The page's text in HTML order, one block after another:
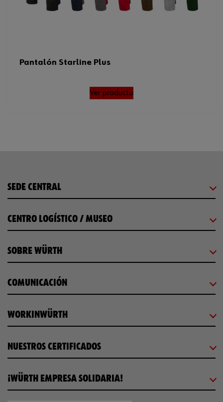
Pantalón Starline Plus
Ver producto
SEDE CENTRAL
CENTRO LOGÍSTICO / MUSEO
SOBRE WÜRTH
COMUNICACIÓN
WORKINWÜRTH
NUESTROS CERTIFICADOS
¡WÜRTH EMPRESA SOLIDARIA!